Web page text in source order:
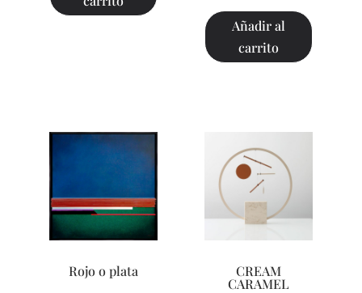
Añadir al
carrito
Rojo o plata CREAM
CARAMEL